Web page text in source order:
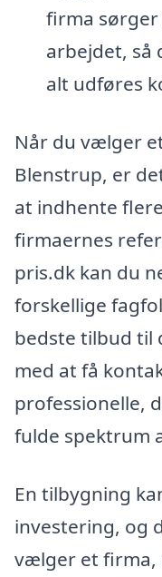
firma
arbejdet, så
alt udføres
Når du vælger
Blenstrup, er
at indhente
firmaernes
pris.dk kan du
forskellige
bedste tilbud til
med at få
professionelle,
fulde spektrum
En tilbygning
investering, og
vælger et firma,